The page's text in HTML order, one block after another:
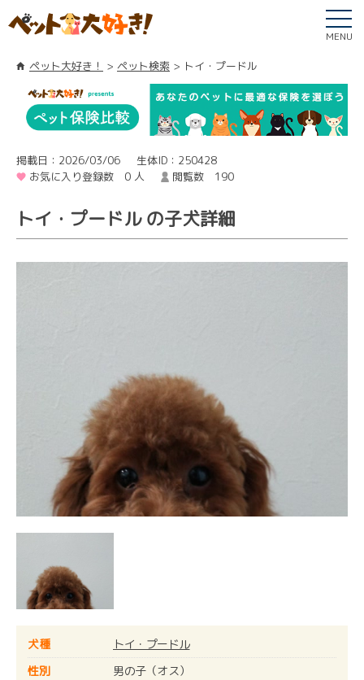
MENU
ペット大好き！ ペット検索 トイ・プードル
掲載日：2026/03/06
生体ID：250428
お気に入り登録数 0 人
閲覧数 190
トイ・プードル の子犬詳細
犬種
トイ・プードル
性別
男の子（オス）